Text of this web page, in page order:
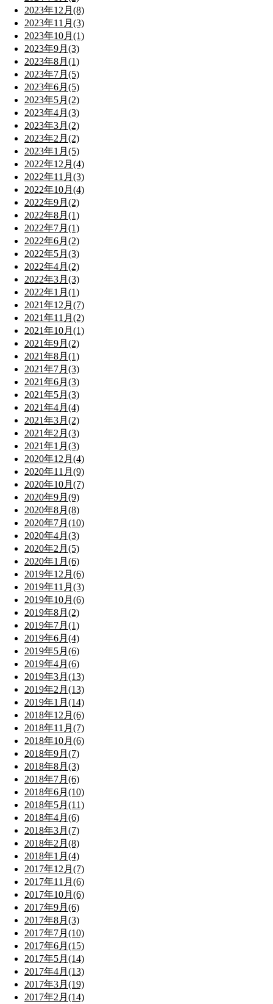
2023年12月(8)
2023年11月(3)
2023年10月(1)
2023年9月(3)
2023年8月(1)
2023年7月(5)
2023年6月(5)
2023年5月(2)
2023年4月(3)
2023年3月(2)
2023年2月(2)
2023年1月(5)
2022年12月(4)
2022年11月(3)
2022年10月(4)
2022年9月(2)
2022年8月(1)
2022年7月(1)
2022年6月(2)
2022年5月(3)
2022年4月(2)
2022年3月(3)
2022年1月(1)
2021年12月(7)
2021年11月(2)
2021年10月(1)
2021年9月(2)
2021年8月(1)
2021年7月(3)
2021年6月(3)
2021年5月(3)
2021年4月(4)
2021年3月(2)
2021年2月(3)
2021年1月(3)
2020年12月(4)
2020年11月(9)
2020年10月(7)
2020年9月(9)
2020年8月(8)
2020年7月(10)
2020年4月(3)
2020年2月(5)
2020年1月(6)
2019年12月(6)
2019年11月(3)
2019年10月(6)
2019年8月(2)
2019年7月(1)
2019年6月(4)
2019年5月(6)
2019年4月(6)
2019年3月(13)
2019年2月(13)
2019年1月(14)
2018年12月(6)
2018年11月(7)
2018年10月(6)
2018年9月(7)
2018年8月(3)
2018年7月(6)
2018年6月(10)
2018年5月(11)
2018年4月(6)
2018年3月(7)
2018年2月(8)
2018年1月(4)
2017年12月(7)
2017年11月(6)
2017年10月(6)
2017年9月(6)
2017年8月(3)
2017年7月(10)
2017年6月(15)
2017年5月(14)
2017年4月(13)
2017年3月(19)
2017年2月(14)